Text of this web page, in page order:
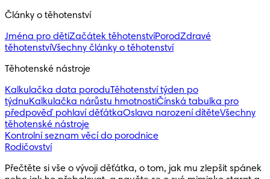
Články o těhotenství
Jména pro dětiZačátek těhotenstvíPorodZdravé
těhotenstvíVšechny články o těhotenství
Těhotenské nástroje
Kalkulačka data poroduTěhotenství týden po
týdnuKalkulačka nárůstu hmotnostiČínská tabulka pro
předpověď pohlaví děťátkaOslava narození dítěteVšechny
těhotenské nástroje
Kontrolní seznam věcí do porodnice
Rodičovství
Přečtěte si vše o vývoji děťátka, o tom, jak mu zlepšit spánek